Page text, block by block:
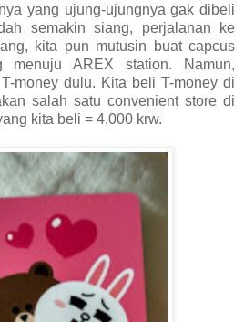
yang ujung-ujungnya gak dibeli
semakin siang, perjalanan ke
kita pun mutusin buat capcus
menuju AREX station. Namun,
money dulu. Kita beli T-money di
salah satu convenient store di
kita beli = 4,000 krw.